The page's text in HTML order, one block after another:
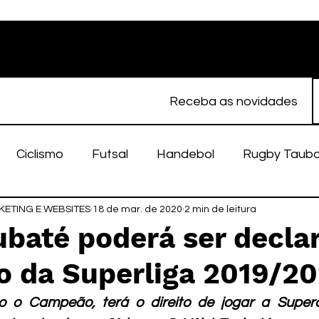
Receba as novidades
Ciclismo Futsal Handebol Rugby
Feminino Atletismo EC Taubaté
Taubaté Fut7 Rugby Fut7
poderá ser
da Superliga 2019/
E WEBSITES 18 de mar. de 2020 2 min de leitura
o Campeão, terá o direito de jogar a